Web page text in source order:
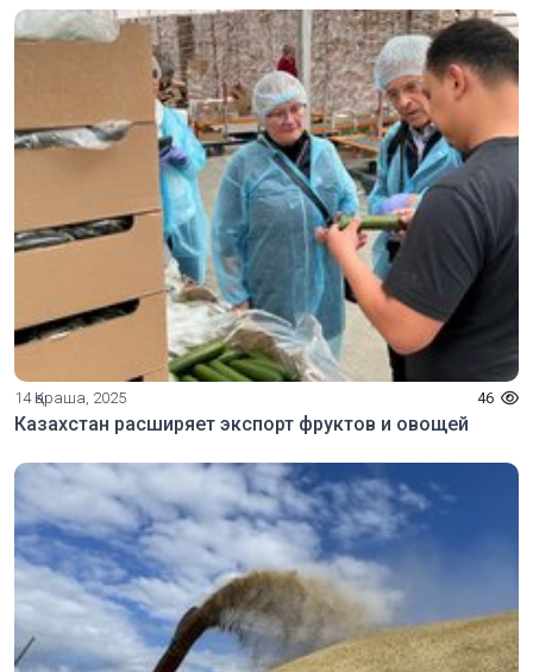
14 Қараша, 2025 46
Казахстан расширяет экспорт фруктов и овощей